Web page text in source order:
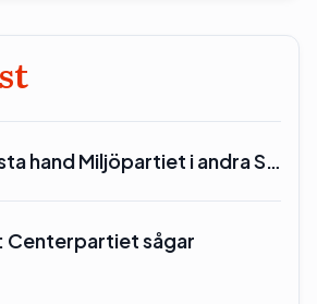
hand Miljöpartiet i andra S…
Centerpartiet sågar